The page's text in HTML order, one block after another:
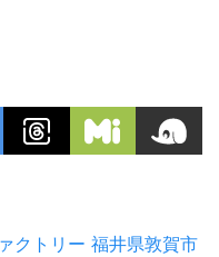
クトリー 福井県敦賀市